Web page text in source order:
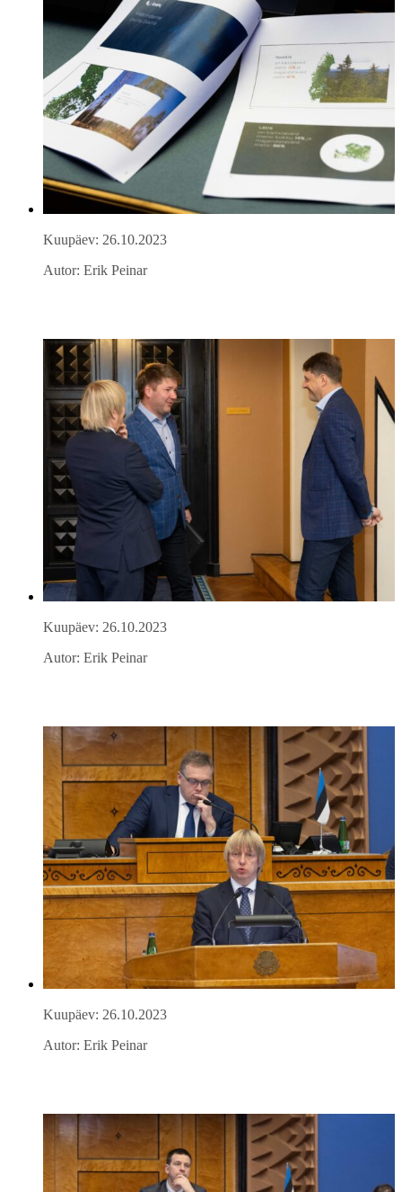
Kuupäev: 26.10.2023
Autor: Erik Peinar
Kuupäev: 26.10.2023
Autor: Erik Peinar
Kuupäev: 26.10.2023
Autor: Erik Peinar